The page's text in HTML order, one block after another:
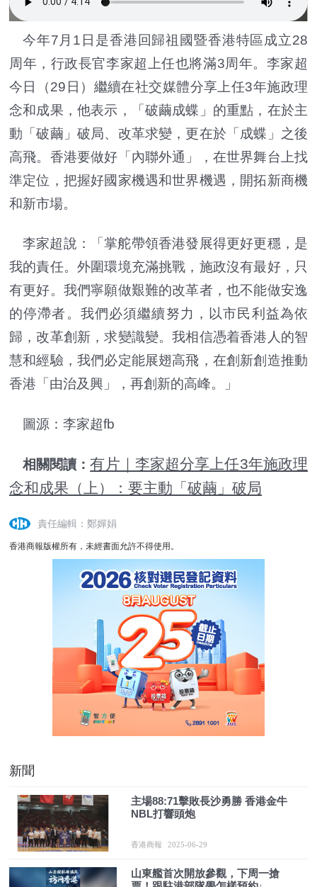
今年7月1日是香港回歸祖國暨香港特區成立28
周年，行政長官李家超上任也將滿3周年。李家超
今日（29日）繼續在社交媒體分享上任3年施政理
念和成果，他表示，「破繭成蝶」的重點，在於主
動「破繭」破局、改革求變，更在於「成蝶」之後
高飛。香港要做好「內聯外通」，在世界舞台上找
準定位，把握好國家機遇和世界機遇，開拓新商機
和新市場。
李家超說：「掌舵帶領香港發展得更好更穩，是
我的責任。外圍環境充滿挑戰，施政沒有最好，只
有更好。我們寧願做艱難的改革者，也不能做安逸
的停滯者。我們必須繼續努力，以市民利益為依
歸，改革創新，求變識變。我相信憑着香港人的智
慧和經驗，我們必定能展翅高飛，在創新創造推動
香港「由治及興」，再創新的高峰。」
圖源： 李家超fb
相關閱讀：有片｜李家超分享上任3年施政理
念和成果（上）：要主動「破繭」破局
責任編輯：鄭嬋娟
香港商報版權所有，未經書面允許不得使用。
新聞
主場88:71擊敗長沙勇勝 香港金牛
NBL打響頭炮
香港商報 2025-06-29
山東艦首次開放參觀，下周一搶